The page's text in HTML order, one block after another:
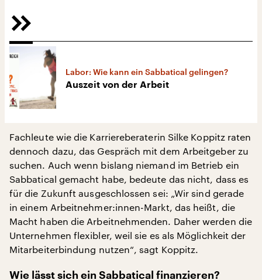
Labor: Wie kann ein Sabbatical gelingen?
Auszeit von der Arbeit
Fachleute wie die Karriereberaterin Silke Koppitz raten
dennoch dazu, das Gespräch mit dem Arbeitgeber zu
suchen. Auch wenn bislang niemand im Betrieb ein
Sabbatical gemacht habe, bedeute das nicht, dass es
für die Zukunft ausgeschlossen sei: „Wir sind gerade
in einem Arbeitnehmer:innen-Markt, das heißt, die
Macht haben die Arbeitnehmenden. Daher werden die
Unternehmen flexibler, weil sie es als Möglichkeit der
Mitarbeiterbindung nutzen“, sagt Koppitz.
Wie lässt sich ein Sabbatical finanzieren?